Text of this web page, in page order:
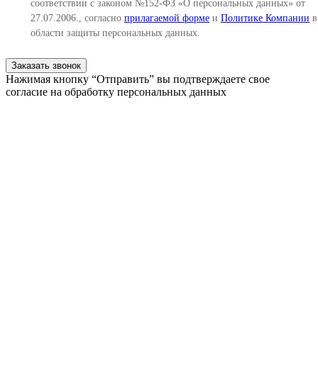
соответствии с законом №152-ФЗ «О персональных данных» от
27.07.2006., согласно прилагаемой форме и Политике Компании в
области защиты персональных данных.
Заказать звонок
Нажимая кнопку “Отправить” вы подтверждаете свое
согласие на обработку персональных данных